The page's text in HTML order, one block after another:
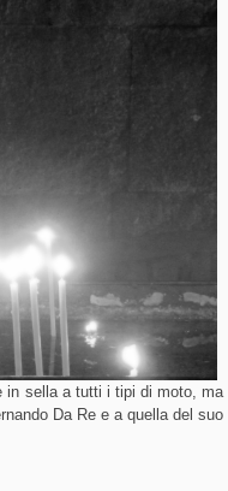
in sella a tutti i tipi di moto, ma
Da Re e a quella del suo